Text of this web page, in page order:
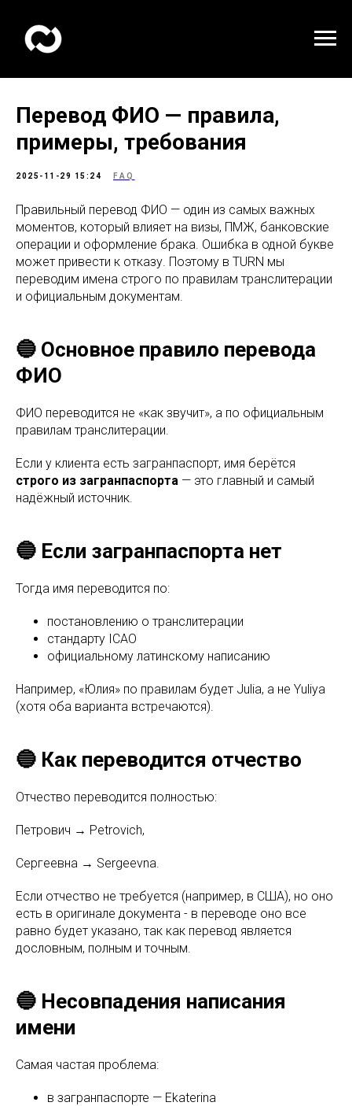
Перевод ФИО — правила,
примеры, требования
2025-11-29 15:24 FAQ
Правильный перевод ФИО — один из самых важных
моментов, который влияет на визы, ПМЖ, банковские
операции и оформление брака. Ошибка в одной букве
может привести к отказу. Поэтому в TURN мы
переводим имена строго по правилам транслитерации
и официальным документам.
🔵 Основное правило перевода
ФИО
ФИО переводится не «как звучит», а по официальным
правилам транслитерации.
Если у клиента есть загранпаспорт, имя берётся
строго из загранпаспорта — это главный и самый
надёжный источник.
🔵 Если загранпаспорта нет
Тогда имя переводится по:
постановлению о транслитерации
стандарту ICAO
официальному латинскому написанию
Например, «Юлия» по правилам будет Julia, а не Yuliya
(хотя оба варианта встречаются).
🔵 Как переводится отчество
Отчество переводится полностью:
Петрович → Petrovich,
Сергеевна → Sergeevna.
Если отчество не требуется (например, в США), но оно
есть в оригинале документа - в переводе оно все
равно будет указано, так как перевод является
дословным, полным и точным.
🔵 Несовпадения написания
имени
Самая частая проблема:
в загранпаспорте — Ekaterina